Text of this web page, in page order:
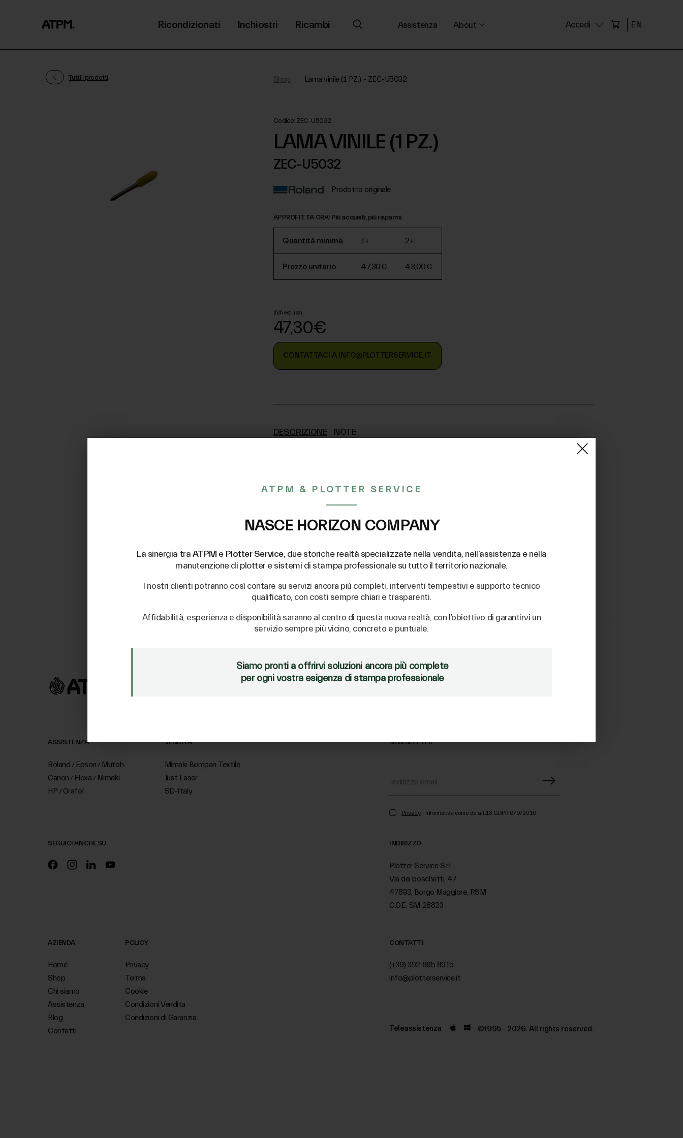
Ricondizionati Inchiostri Ricambi Assistenza About Accedi EN
Tutti i prodotti Shop Lama vinile (1 PZ.) - ZEC-U5032
Codice: ZEC-U5032
LAMA VINILE (1 PZ.)
ZEC-U5032
Prodotto originale
APPROFITTA ORA! Più acquisti, più risparmi.
Quantità minima 1+ 2+
Prezzo unitario 47,30€ 43,00€
(IVA esclusa)
47,30€
CONTATTACI A INFO@PLOTTERSERVICE.IT
DESCRIZIONE NOTE
Modelli Compatibili
ASSISTENZA
Roland / Epson / Mutoh
Canon / Flexa / Mimaki
HP / Orafol
VENDITA
Mimaki Bompan Textile
Just Laser
SD-Italy
NEWSLETTER
Privacy- Informativa come da art.13 GDPR 679/2016
SEGUICI ANCHE SU INDIRIZZO
Plotter Service S.r.l.
Via dei boschetti, 47
47893, Borgo Maggiore, RSM
C.O.E. SM 28823
AZIENDA
Home
Shop
Chi siamo
Assistenza
Blog
Contatti
POLICY
Privacy
Terms
Cookie
Condizioni Vendita
Condizioni di Garanzia
CONTATTI
(+39) 392 885 8915
info@plotterservice.it
Teleassistenza ©1995 - 2026. All rights reserved.
ATPM & PLOTTER SERVICE
NASCE HORIZON COMPANY
La sinergia traATPM e Plotter Service, due storiche realtà specializzate nella vendita, nell’assistenza e nella
manutenzione di plotter e sistemi di stampa professionale su tutto il territorio nazionale.
I nostri clienti potranno così contare su servizi ancora più completi, interventi tempestivi e supporto tecnico
qualificato, con costi sempre chiari e trasparenti.
Affidabilità, esperienza e disponibilità saranno al centro di questa nuova realtà, con l’obiettivo di garantirvi un
servizio sempre più vicino, concreto e puntuale.
Siamo pronti a offrirvi soluzioni ancora più complete
per ogni vostra esigenza di stampa professionale